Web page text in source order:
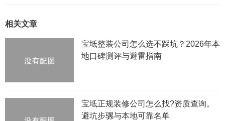
相关文章
宝坻整装公司怎么选不踩坑？2026年本
地口碑测评与避雷指南
宝坻正规装修公司怎么找?资质查询。
避坑步骡与本地可靠名单